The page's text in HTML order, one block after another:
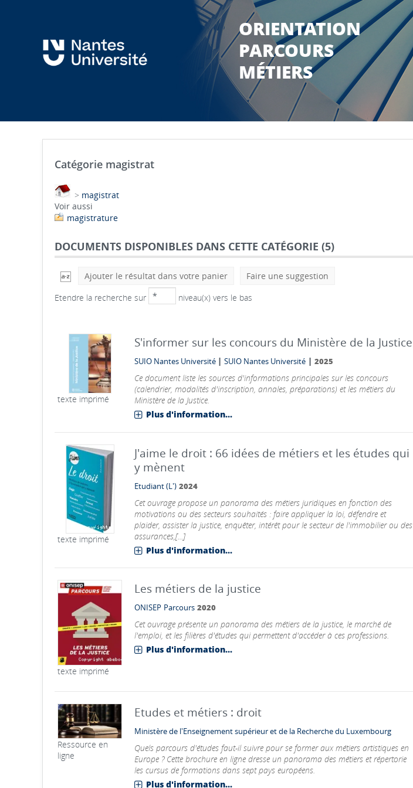
ORIENTATION
PARCOURS
MÉTIERS
Catégorie magistrat
> magistrat
Voir aussi
magistrature
DOCUMENTS DISPONIBLES DANS CETTE CATÉGORIE (5)
Ajouter le résultat dans votre panier
Faire une suggestion
Etendre la recherche sur
niveau(x) vers le bas
texte imprimé
S'informer sur les concours du Ministère de la Justice
SUIO Nantes Université |SUIO Nantes Université |2025
Ce document liste les sources d'informations principales sur les concours
(calendrier, modalités d'inscription, annales, préparations) et les métiers du
Ministère de la Justice.
Plus d'information...
texte imprimé
J'aime le droit : 66 idées de métiers et les études qui
y mènent
Etudiant (L') 2024
Cet ouvrage propose un panorama des métiers juridiques en fonction des
motivations ou des secteurs souhaités : faire appliquer la loi, défendre et
plaider, assister la justice, enquêter, intérêt pour le secteur de l'immobilier ou des
assurances,[...]
Plus d'information...
texte imprimé
Les métiers de la justice
ONISEP Parcours 2020
Cet ouvrage présente un panorama des métiers de la justice, le marché de
l'emploi, et les filières d'études qui permettent d'accéder à ces professions.
Plus d'information...
Ressource en
ligne
Etudes et métiers : droit
Ministère de l'Enseignement supérieur et de la Recherche du Luxembourg
Quels parcours d'études faut-il suivre pour se former aux métiers artistiques en
Europe ? Cette brochure en ligne dresse un panorama des métiers et répertorie
les cursus de formations dans sept pays européens.
Plus d'information...